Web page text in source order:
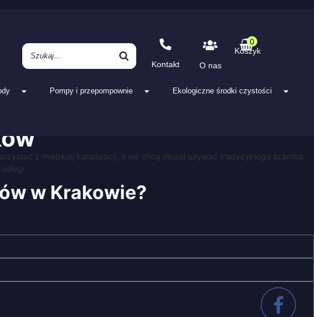
Koszyk
z miejskiej kanalizacji, a nie chcą dłużej używać tradycyjnego szamba.
w Krakowie?